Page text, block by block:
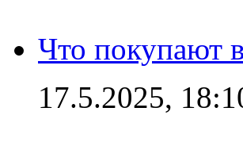
Что покупают
17.5.2025,